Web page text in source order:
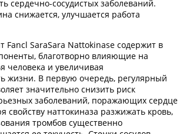
сердечно-сосудистых заболеваний.
снижается, улучшается работа
Fancl SaraSara Nattokinase содержит в
благотворно влияющие на
человека и увеличивая
жизни. В первую очередь, регулярный
значительно снизить риск
заболеваний, поражающих сердце
свойству наттокиназа разжижать кровь,
тромбов существенно